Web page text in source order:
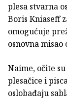
plesa stvarna
Boris Kniaseff
omogućuje
osnovna misao
Naime, očite
plesačice i
oslobađaju